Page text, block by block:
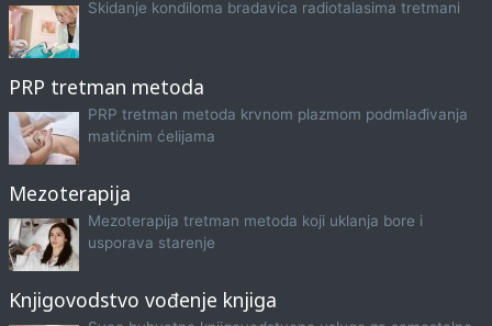
Skidanje kondiloma bradavica radiotalasima tretmani
PRP tretman metoda
PRP tretman metoda krvnom plazmom podmlađivanja
matičnim ćelijama
Mezoterapija
Mezoterapija tretman metoda koji uklanja bore i
usporava starenje
Knjigovodstvo vođenje knjiga